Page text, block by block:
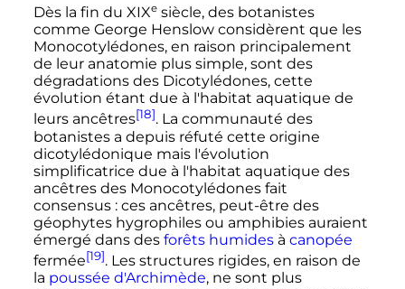
Dès la fin du XIXe siècle, des botanistes
comme George Henslow considèrent que les
Monocotylédones, en raison principalement
de leur anatomie plus simple, sont des
dégradations des Dicotylédones, cette
évolution étant due à l'habitat aquatique de
leurs ancêtres[18]. La communauté des
botanistes a depuis réfuté cette origine
dicotylédonique mais l'évolution
simplificatrice due à l'habitat aquatique des
ancêtres des Monocotylédones fait
consensus : ces ancêtres, peut-être des
géophytes hygrophiles ou amphibies auraient
émergé dans des forêts humidesà canopée
fermée[19]. Les structures rigides, en raison de
la poussée d'Archimède, ne sont plus